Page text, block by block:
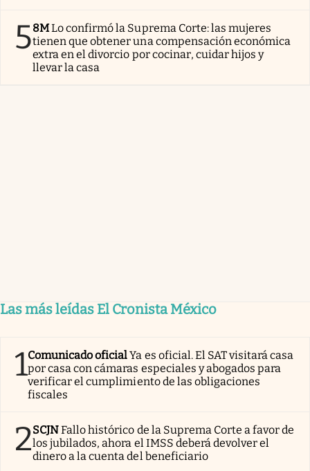
58MLo confirmó la Suprema Corte: las mujeres
tienen que obtener una compensación económica
extra en el divorcio por cocinar, cuidar hijos y
llevar la casa
Las más leídas El Cronista México
1Comunicado oficialYa es oficial. El SAT visitará casa
por casa con cámaras especiales y abogados para
verificar el cumplimiento de las obligaciones
fiscales
2SCJNFallo histórico de la Suprema Corte a favor de
los jubilados, ahora el IMSS deberá devolver el
dinero a la cuenta del beneficiario